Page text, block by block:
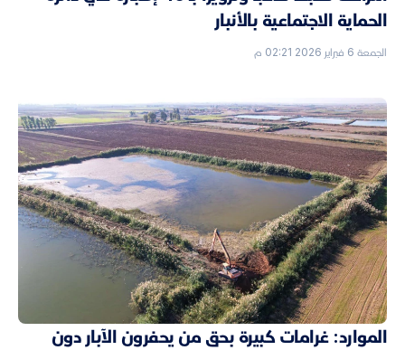
الحماية الاجتماعية بالأنبار
الجمعة 6 فبراير 2026 02:21 م
الموارد: غرامات كبيرة بحق من يحفرون الآبار دون